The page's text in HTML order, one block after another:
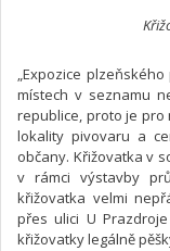
„Expozice
místech v seznamu
republice, proto je pro
lokality pivovaru a
občany. Křižovatka v
v rámci výstavby
křižovatka velmi
přes ulici U
křižovatky legálně